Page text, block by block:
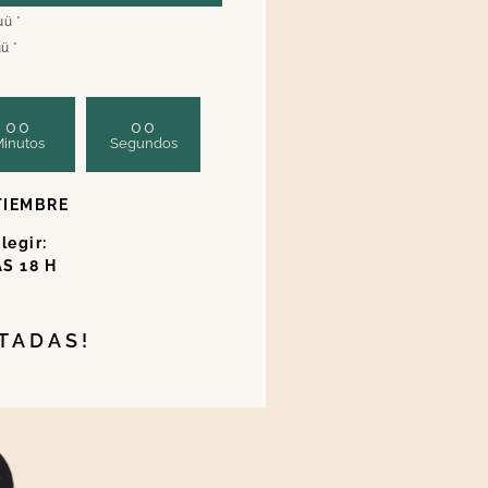
*
*
00 00
Segundos
18 H